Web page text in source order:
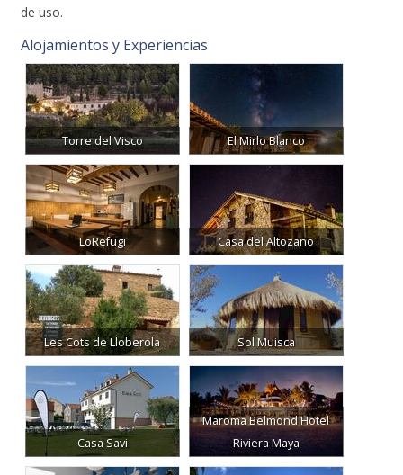
de uso.
Alojamientos y Experiencias
Torre del Visco El Mirlo Blanco
LoRefugi Casa del Altozano
Les Cots de Lloberola Sol Muisca
Casa Savi
Maroma Belmond Hotel
Riviera Maya